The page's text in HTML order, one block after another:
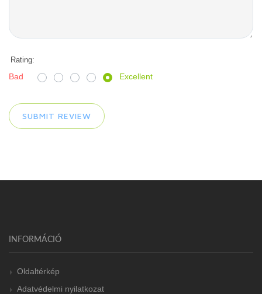
Rating:
Bad Excellent
INFORMÁCIÓ
Oldaltérkép
Adatvédelmi nyilatkozat